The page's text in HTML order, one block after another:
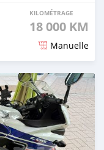
KILOMÉTRAGE
18 000 KM
Manuelle